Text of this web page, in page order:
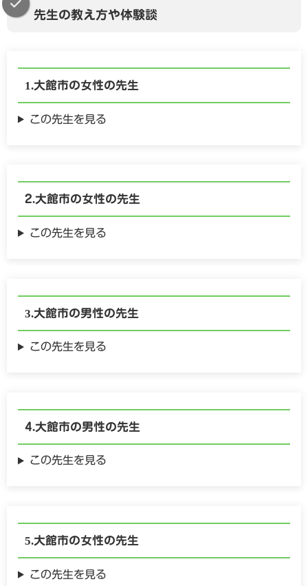
先生の教え方や体験談
大館市の女性の先生
この先生を見る
大館市の女性の先生
この先生を見る
大館市の男性の先生
この先生を見る
大館市の男性の先生
この先生を見る
大館市の女性の先生
この先生を見る